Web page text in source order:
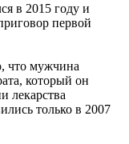
в 2015 году и
первой
что мужчина
который он
лекарства
только в 2007